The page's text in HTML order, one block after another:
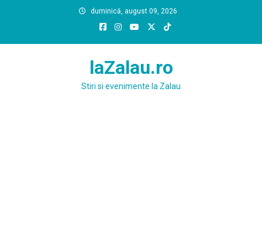
duminică, august 09, 2026
laZalau.ro
Stiri si evenimente la Zalau